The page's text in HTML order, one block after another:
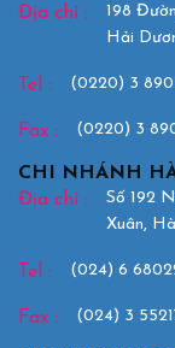
Địa chỉ :
198
Hải
Tel : (0220) 3
Fax : (0220) 3
CHI NHÁNH
Địa chỉ :
Số 192
Xuân,
Tel : (024) 6
Fax : (024) 3